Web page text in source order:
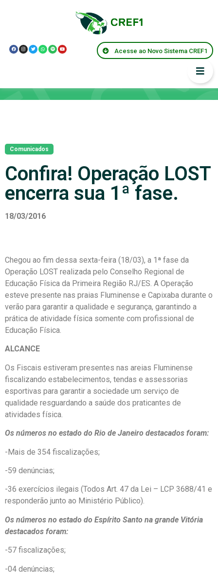
Acesse ao Novo Sistema CREF1
Comunicados
Confira! Operação LOST
encerra sua 1ª fase.
18/03/2016
Chegou ao fim dessa sexta-feira (18/03), a 1ª fase da
Operação LOST realizada pelo Conselho Regional de
Educação Física da Primeira Região RJ/ES. A Operação
esteve presente nas praias Fluminense e Capixaba durante o
verão para garantir a qualidade e segurança, garantindo a
prática de atividade física somente com profissional de
Educação Física.
ALCANCE
Os Fiscais estiveram presentes nas areias Fluminense
fiscalizando estabelecimentos, tendas e assessorias
esportivas para garantir a sociedade um serviço de
qualidade resguardando a saúde dos praticantes de
atividades física.
Os números no estado do Rio de Janeiro destacados foram:
-Mais de 354 fiscalizações;
-59 denúncias;
-36 exercícios ilegais (Todos Art. 47 da Lei – LCP 3688/41 e
responderão junto ao Ministério Público).
Os números no estado do Espírito Santo na grande Vitória
destacados foram:
-57 fiscalizações;
-04 denúncias;